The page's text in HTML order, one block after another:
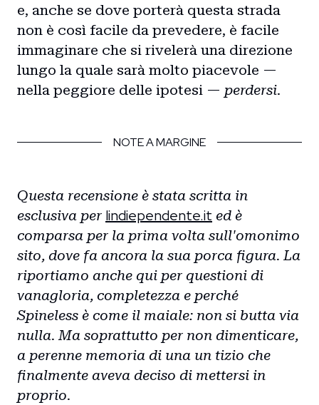
e, anche se dove porterà questa strada
non è così facile da prevedere, è facile
immaginare che si rivelerà una direzione
lungo la quale sarà molto piacevole —
nella peggiore delle ipotesi — perdersi.
NOTE A MARGINE
Questa recensione è stata scritta in
esclusiva per lindiependente.it ed è
comparsa per la prima volta sull'omonimo
sito, dove fa ancora la sua porca figura. La
riportiamo anche qui per questioni di
vanagloria, completezza e perché
Spineless è come il maiale: non si butta via
nulla. Ma soprattutto per non dimenticare,
a perenne memoria di una un tizio che
finalmente aveva deciso di mettersi in
proprio.